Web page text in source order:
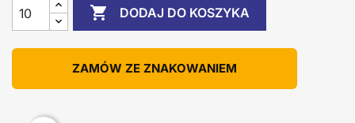
 DODAJ DO KOSZYKA
ZAMÓW ZE ZNAKOWANIEM